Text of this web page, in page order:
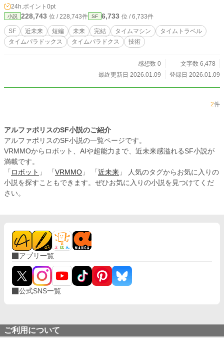
る世界ではハルトは死に、ある世界では生き、ある世界では
時間戦争が勃発して文明が崩壊していた。 だが、資金提供者
の黒川シンジは反対する。「この技術で多くの人が救われ
る。君の両親の交通事故も防げるんだぞ」十年前に亡くした
両親を救いたい——個人的な欲求がハルトを揺さぶる。 次々
が自分の世界の正しさを主張する。「技術を使うべきだ」
「破壊すべきだ」「管理すべきだ」——誰が正しいのか。何
に、国際監視機構を設立し、時間跳躍技術の使用を厳格に管
理する。個人的理由での過去改変は禁止。許可されるのは科
「タイムラインの収束だ！」複数に分岐していた現実が、ハ
ルトの決断により一つに統合され始める。異なる時間線の記
憶が脳内に流れ込み、膨大な痛みがハルトを襲う。だが、そ
の苦痛の中で彼は理解した——全てのタイムラインは最初か
いた。 三ヶ月後、国際時間監視機構が設立される。最初の承
認ミッションは2030年の大地震観測。データは多くの命を救
生きる。それが、時間の真実だ。
24h.ポイント 0pt
小説 228,743 位 / 228,743件 SF 6,733 位 / 6,733件
SF 近未来 短編 未来 完結 タイムマシン
タイムトラベル
タイムパラドックス
タイムパラドクス 技術
感想数 0
文字数 6,478
最終更新日 2026.01.09
登録日 2026.01.09
2件
アルファポリスのSF小説のご紹介
アルファポリスのSF小説の一覧ページです。
VRMMOからロボット、AIや超能力まで、近未来感溢れるSF小説が
満載です。
「 ロボット 」 「 VRMMO 」 「 近未来 」 人気のタグからお気に入りの
小説を探すこともできます。ぜひお気に入りの小説を見つけてくだ
さい。
アプリ一覧
公式SNS一覧
ご利用について